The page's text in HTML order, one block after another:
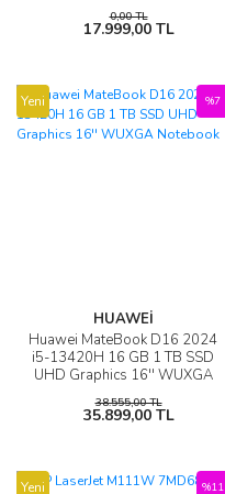
0,00 TL
17.999,00 TL
Yeni
HUAWEİ
Huawei MateBook D16 2024
i5-13420H 16 GB 1 TB SSD
UHD Graphics 16'' WUXGA
%7
38.555,00 TL
35.899,00 TL
Yeni %11